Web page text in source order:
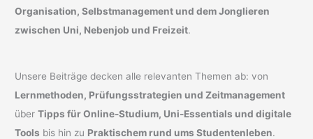
Organisation, Selbstmanagement und dem Jonglieren
zwischen Uni, Nebenjob und Freizeit.
Unsere Beiträge decken alle relevanten Themen ab: von
Lernmethoden, Prüfungsstrategien und Zeitmanagement
überTipps für Online-Studium, Uni-Essentials und digitale
Tools bis hin zu Praktischem rund ums Studentenleben.